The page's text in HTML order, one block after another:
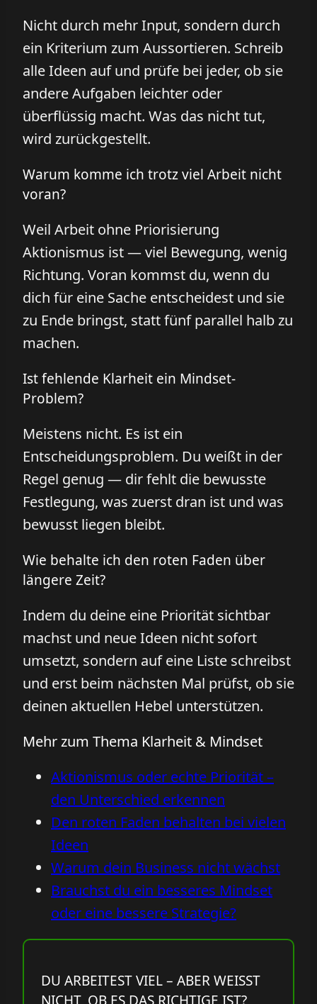
Nicht durch mehr Input, sondern durch
ein Kriterium zum Aussortieren. Schreib
alle Ideen auf und prüfe bei jeder, ob sie
andere Aufgaben leichter oder
überflüssig macht. Was das nicht tut,
wird zurückgestellt.
Warum komme ich trotz viel Arbeit nicht
voran?
Weil Arbeit ohne Priorisierung
Aktionismus ist — viel Bewegung, wenig
Richtung. Voran kommst du, wenn du
dich für eine Sache entscheidest und sie
zu Ende bringst, statt fünf parallel halb zu
machen.
Ist fehlende Klarheit ein Mindset-
Problem?
Meistens nicht. Es ist ein
Entscheidungsproblem. Du weißt in der
Regel genug — dir fehlt die bewusste
Festlegung, was zuerst dran ist und was
bewusst liegen bleibt.
Wie behalte ich den roten Faden über
längere Zeit?
Indem du deine eine Priorität sichtbar
machst und neue Ideen nicht sofort
umsetzt, sondern auf eine Liste schreibst
und erst beim nächsten Mal prüfst, ob sie
deinen aktuellen Hebel unterstützen.
Mehr zum Thema Klarheit & Mindset
Aktionismus oder echte Priorität –
den Unterschied erkennen
Den roten Faden behalten bei vielen
Ideen
Warum dein Business nicht wächst
Brauchst du ein besseres Mindset
oder eine bessere Strategie?
DU ARBEITEST VIEL – ABER WEISST N
ICHT, OB ES DAS RICHTIGE IST?